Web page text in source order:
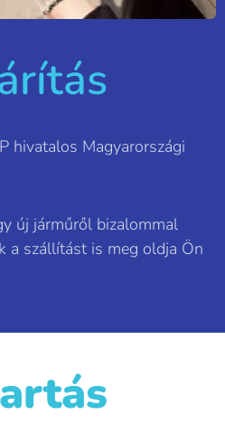
hivatalos Magyarországi
új járműről bizalommal
a szállítást is meg oldja Ön